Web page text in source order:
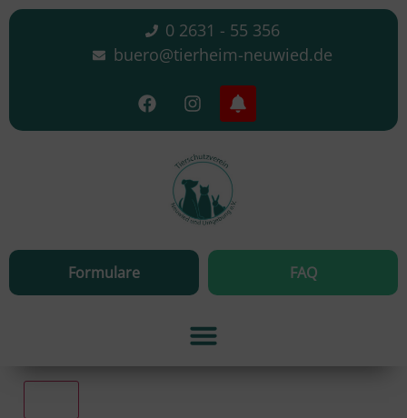
0 2631 - 55 356
buero@tierheim-neuwied.de
Formulare FAQ